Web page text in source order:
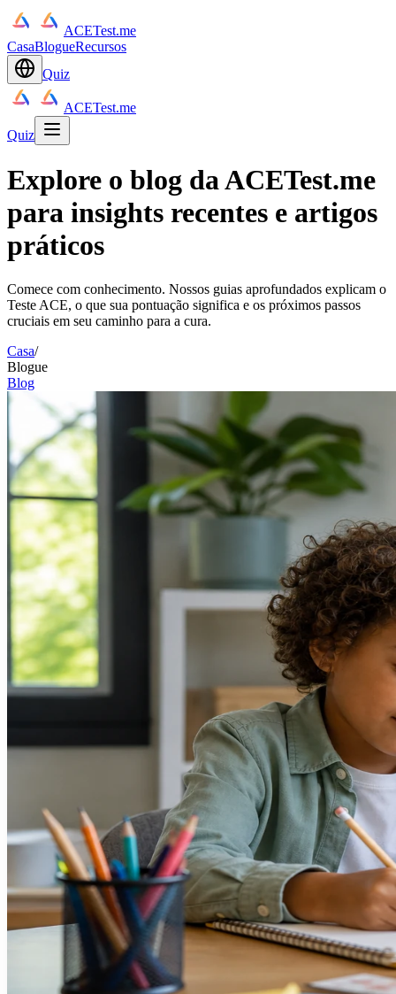
ACETest.me
CasaBlogueRecursos
Quiz
ACETest.me
Quiz
Explore o blog da ACETest.me
para insights recentes e artigos
práticos
Comece com conhecimento. Nossos guias aprofundados explicam o
Teste ACE, o que sua pontuação significa e os próximos passos
cruciais em seu caminho para a cura.
Casa/
Blogue
Blog